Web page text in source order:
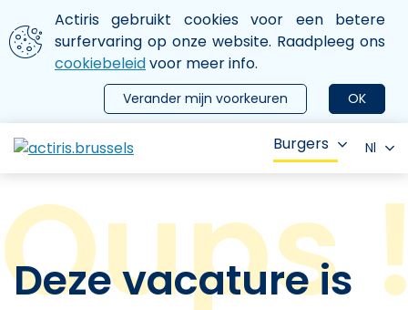
Aller au contenu principal
We gebruiken cookies
Actiris gebruikt cookies voor een betere
surfervaring op onze website. Raadpleeg ons
cookiebeleidvoor meer info.
OK
Verander mijn voorkeuren
le menu
Burgers Nl
Deze vacature is